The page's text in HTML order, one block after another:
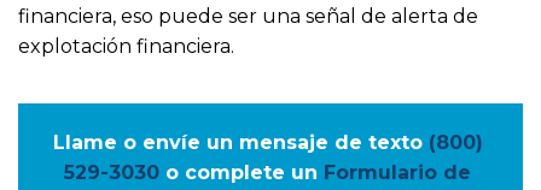
financiera, eso puede ser una señal de alerta de
explotación financiera.
Llame o envíe un mensaje de texto (800)
529-3030 o complete un Formulario de